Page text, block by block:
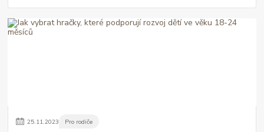
25.11.2023 Pro rodiče